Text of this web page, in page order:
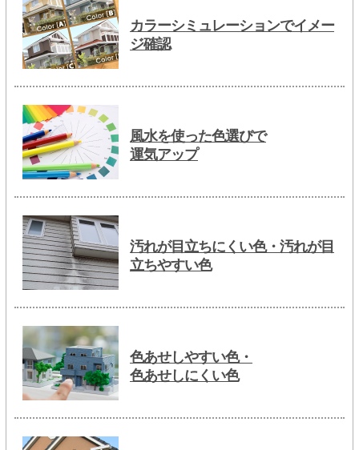
カラーシミュレーションでイメー
ジ確認
風水を使った色選びで
運気アップ
汚れが目立ちにくい色・汚れが目
立ちやすい色
色あせしやすい色・
色あせしにくい色